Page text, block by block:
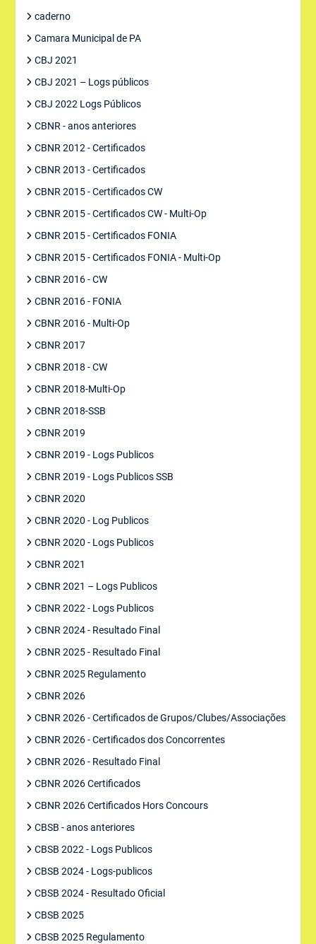
caderno
Camara Municipal de PA
CBJ 2021
CBJ 2021 – Logs públicos
CBJ 2022 Logs Públicos
CBNR - anos anteriores
CBNR 2012 - Certificados
CBNR 2013 - Certificados
CBNR 2015 - Certificados CW
CBNR 2015 - Certificados CW - Multi-Op
CBNR 2015 - Certificados FONIA
CBNR 2015 - Certificados FONIA - Multi-Op
CBNR 2016 - CW
CBNR 2016 - FONIA
CBNR 2016 - Multi-Op
CBNR 2017
CBNR 2018 - CW
CBNR 2018-Multi-Op
CBNR 2018-SSB
CBNR 2019
CBNR 2019 - Logs Publicos
CBNR 2019 - Logs Publicos SSB
CBNR 2020
CBNR 2020 - Log Publicos
CBNR 2020 - Logs Publicos
CBNR 2021
CBNR 2021 – Logs Publicos
CBNR 2022 - Logs Publicos
CBNR 2024 - Resultado Final
CBNR 2025 - Resultado Final
CBNR 2025 Regulamento
CBNR 2026
CBNR 2026 - Certificados de Grupos/Clubes/Associações
CBNR 2026 - Certificados dos Concorrentes
CBNR 2026 - Resultado Final
CBNR 2026 Certificados
CBNR 2026 Certificados Hors Concours
CBSB - anos anteriores
CBSB 2022 - Logs Publicos
CBSB 2024 - Logs-publicos
CBSB 2024 - Resultado Oficial
CBSB 2025
CBSB 2025 Regulamento